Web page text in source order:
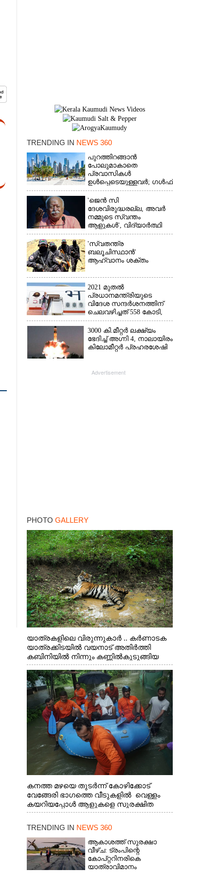
TRENDING IN NEWS 360
പുറത്തിറങ്ങാൻ
പോലുമാകാതെ
പ്രവാസികൾ
ഉൾപ്പെടെയുള്ളവർ; ഗൾഫ്
രാജ്യത്ത് സ്ഥിതി രൂക്ഷം
'ജെൻ സി
ദേശവിരുദ്ധരല്ല, അവർ
നമ്മുടെ സ്വന്തം
ആളുകൾ', വിദ്യാർത്ഥി
പ്രക്ഷോഭത്തെ പിന്തുണച്ച്
ആർഎസ്‌എസ് മേധാവി
'സ്വതന്ത്ര
ബലൂചിസ്ഥാൻ'
ആഹ്വാനം ശക്തം
2021 മുതൽ
പ്രധാനമന്ത്രിയുടെ
വിദേശ സന്ദർശനത്തിന്
ചെലവഴിച്ചത് 558 കോടി,
രാജ്യത്തെത്തിയത് 381.8
ബില്യൺ ഡോളറിന്റെ
നിക്ഷേപം
3000 കി.മീറ്റർ ലക്ഷ്യം
ഭേദിച്ച് അഗ്നി 4, നാലായിരം
കിലോമീറ്റർ പ്രഹരശേഷി
Advertisement
PHOTO GALLERY
യാത്രകളിലെ വിരുന്നുകാർ .. കർണാടക
യാത്രക്കിടയിൽ വയനാട് അതിർത്തി
കബിനിയിൽ നിന്നും കണ്ണിൽകുടുങ്ങിയ
കടുവ.
കനത്ത മഴയെ തുടർന്ന് കോഴിക്കോട്
വേങ്ങേരി ഭാഗത്തെ വീടുകളിൽ വെള്ളം
കയറിയപ്പോൾ ആളുകളെ സുരക്ഷിത
സ്ഥാനത്തേക്ക് മാറ്റുന്ന സുരക്ഷാസേനാംഗ
TRENDING IN NEWS 360
ആകാശത്ത് സുരക്ഷാ
വീഴ്‌ച: ട്രംപിന്റെ
കോ‌പ്‌റ്ററിനരികെ
യാത്രാവിമാനം
×